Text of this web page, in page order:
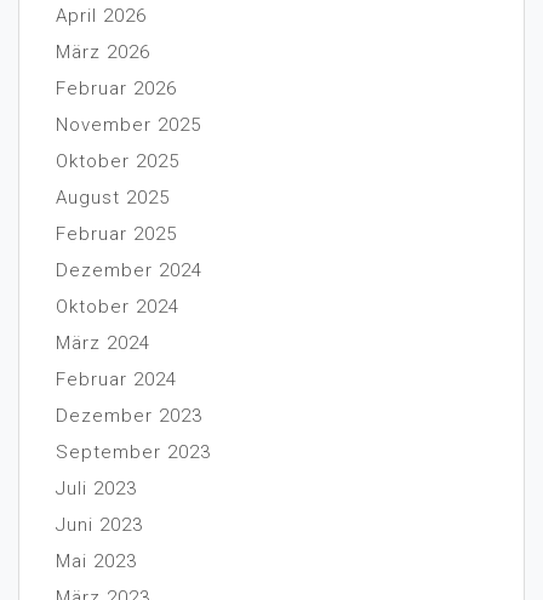
April 2026
März 2026
Februar 2026
November 2025
Oktober 2025
August 2025
Februar 2025
Dezember 2024
Oktober 2024
März 2024
Februar 2024
Dezember 2023
September 2023
Juli 2023
Juni 2023
Mai 2023